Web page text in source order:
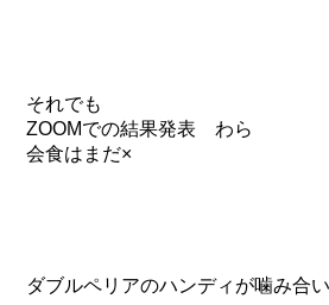
それでも
ZOOMでの結果発表 わら
会食はまだ×
ダブルペリアのハンディが噛み合